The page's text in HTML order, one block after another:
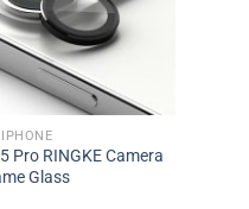
Pro RINGKE Camera
Glass